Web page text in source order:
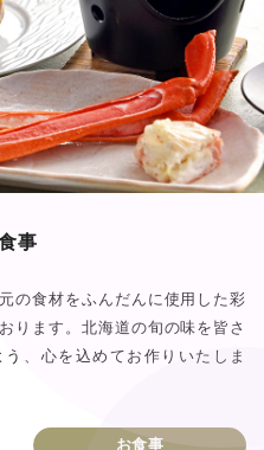
事
の食材をふんだんに使用した彩
ります。北海道の旬の味を皆さ
、心を込めてお作りいたしま
お食事